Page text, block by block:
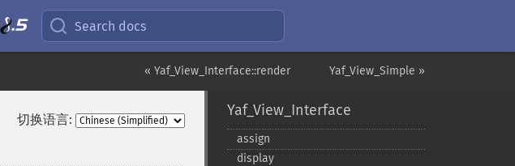
Search docs
Yaf_View_Simple »
« Yaf_View_Interface::render
切换语言:
Yaf_View_Interface
assign
display